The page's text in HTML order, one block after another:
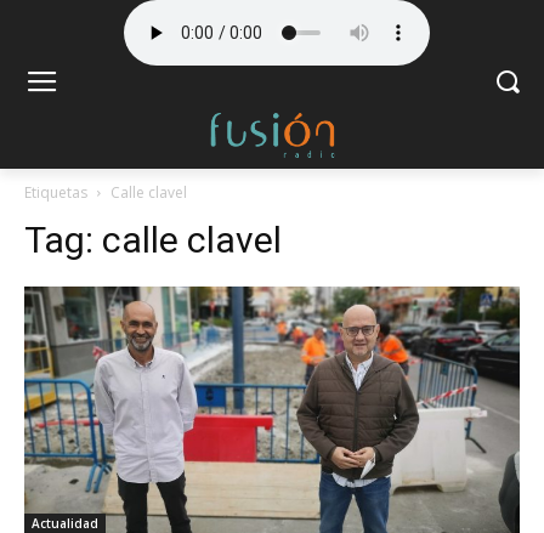
Etiquetas Calle clavel
Tag: calle clavel
Actualidad